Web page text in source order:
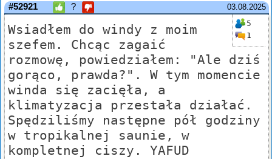
03.08.2025
#52921 ?
5
1
Wsiadłem do windy z moim
szefem. Chcąc zagaić
rozmowę, powiedziałem: "Ale dziś
gorąco, prawda?". W tym momencie
winda się zacięła, a
klimatyzacja przestała działać.
Spędziliśmy następne pół godziny
w tropikalnej saunie, w
kompletnej ciszy. YAFUD